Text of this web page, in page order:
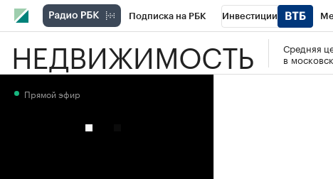
Подписка на РБК Инвестиции
РБК Вино Спорт Школа управления
НЕДВИЖИМОСТЬ
Средняя
в
Прямой эфир